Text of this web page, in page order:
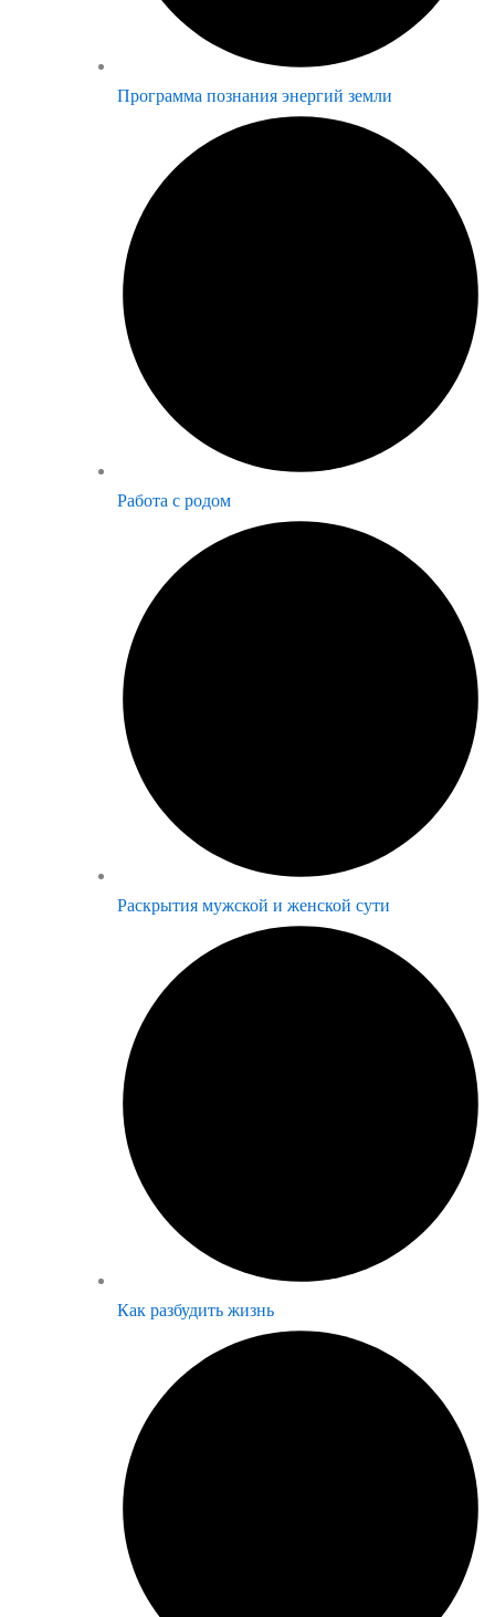
Программа познания энергий земли
Работа с родом
Раскрытия мужской и женской сути
Как разбудить жизнь